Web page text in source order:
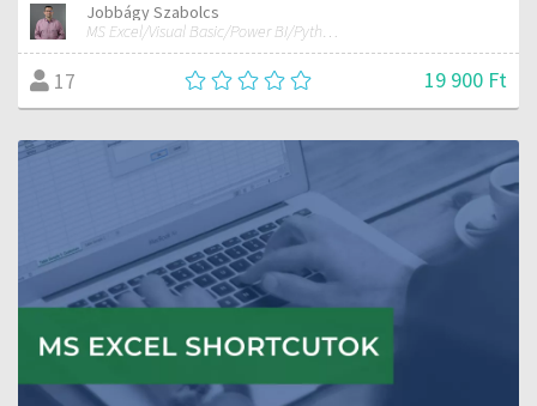
Jobbágy Szabolcs
MS Excel/Visual Basic/Power BI/Python adatelemzési szakértő
17 19 900 Ft